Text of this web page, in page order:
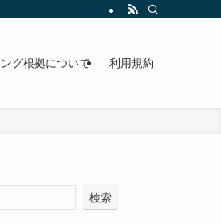
グ根拠について 利用規約
検索